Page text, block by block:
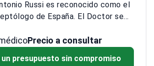
Russi es reconocido como el
de España. El Doctor se
en la terapia no quirúrgica de las
severas y raras. Ayuda a
para siempre.
Precio a consultar
un presupuesto sin compromiso